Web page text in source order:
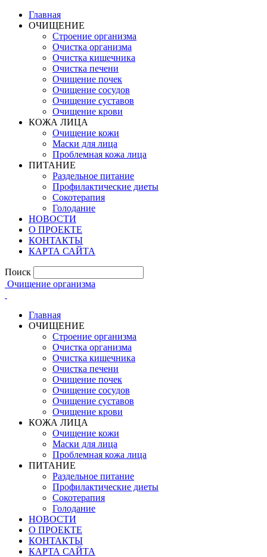
Главная
ОЧИЩЕНИЕ
Строение организма
Очистка организма
Очистка кишечника
Очистка печени
Очищение почек
Очищение сосудов
Очищение суставов
Очищение крови
КОЖА ЛИЦА
Очищение кожи
Маски для лица
Проблемная кожа лица
ПИТАНИЕ
Раздельное питание
Профилактические диеты
Сокотерапия
Голодание
НОВОСТИ
О ПРОЕКТЕ
КОНТАКТЫ
КАРТА САЙТА
Поиск
Очищение организма
Главная
ОЧИЩЕНИЕ
Строение организма
Очистка организма
Очистка кишечника
Очистка печени
Очищение почек
Очищение сосудов
Очищение суставов
Очищение крови
КОЖА ЛИЦА
Очищение кожи
Маски для лица
Проблемная кожа лица
ПИТАНИЕ
Раздельное питание
Профилактические диеты
Сокотерапия
Голодание
НОВОСТИ
О ПРОЕКТЕ
КОНТАКТЫ
КАРТА САЙТА